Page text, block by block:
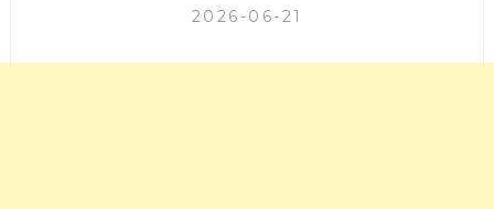
2026-06-21